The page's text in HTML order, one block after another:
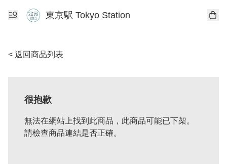
東京駅 Tokyo Station
< 返回商品列表
很抱歉
無法在網站上找到此商品，此商品可能已下架。
請檢查商品連結是否正確。